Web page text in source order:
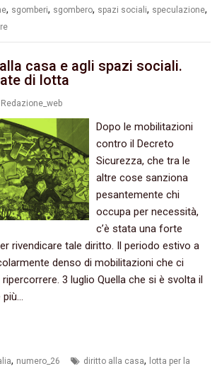
, sgomberi, sgombero, spazi sociali, speculazione,
casa e agli spazi sociali.
di lotta
Redazione_web
Dopo le mobilitazioni
contro il Decreto
Sicurezza, che tra le
altre cose sanziona
pesantemente chi
occupa per necessità,
c’è stata una forte
rivendicare tale diritto. Il periodo estivo a
denso di mobilitazioni che ci
3 luglio Quella che si è svolta il
, numero_26 diritto alla casa,
lotta per la